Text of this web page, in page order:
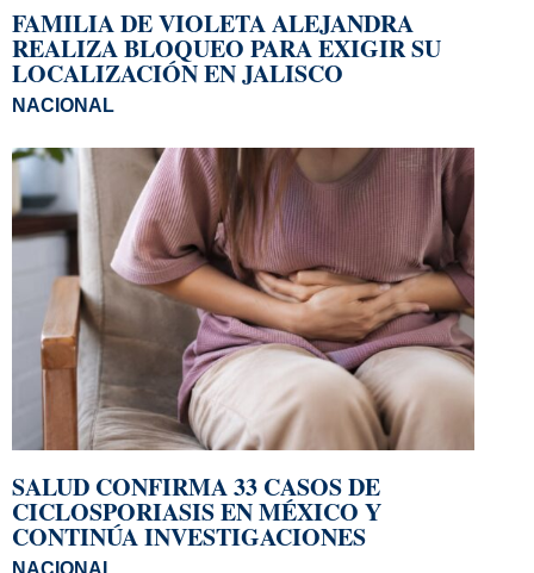
FAMILIA DE VIOLETA ALEJANDRA
REALIZA BLOQUEO PARA EXIGIR SU
LOCALIZACIÓN EN JALISCO
NACIONAL
SALUD CONFIRMA 33 CASOS DE
CICLOSPORIASIS EN MÉXICO Y
CONTINÚA INVESTIGACIONES
NACIONAL